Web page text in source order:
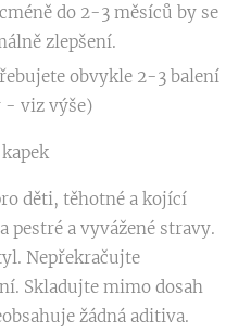
do 2-3 měsíců by se
zlepšení.
obvykle 2-3 balení
- viz výše)
děti, těhotné a kojící
pestré a vyvážené stravy.
Nepřekračujte
Skladujte mimo dosah
žádná aditiva.